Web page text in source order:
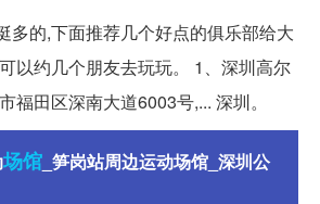
多的,下面推荐几个好点的俱乐部给大
以约几个朋友去玩玩。 1、深圳高尔
福田区深南大道6003号,... 深圳。
场馆 _笋岗站周边运动场馆_深圳公